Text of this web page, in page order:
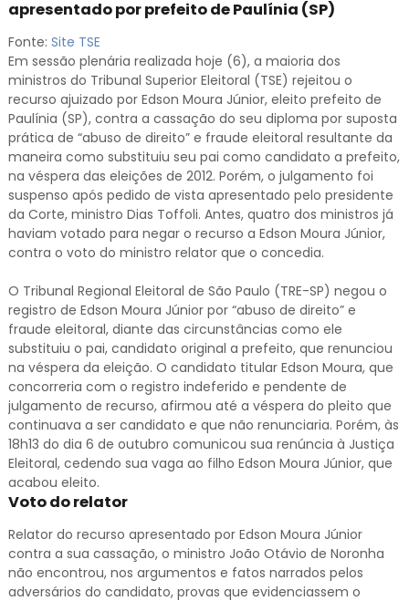
apresentado por prefeito de Paulínia (SP)
Fonte: Site TSE
Em sessão plenária realizada hoje (6), a maioria dos
ministros do Tribunal Superior Eleitoral (TSE) rejeitou o
recurso ajuizado por Edson Moura Júnior, eleito prefeito de
Paulínia (SP), contra a cassação do seu diploma por suposta
prática de “abuso de direito” e fraude eleitoral resultante da
maneira como substituiu seu pai como candidato a prefeito,
na véspera das eleições de 2012. Porém, o julgamento foi
suspenso após pedido de vista apresentado pelo presidente
da Corte, ministro Dias Toffoli. Antes, quatro dos ministros já
haviam votado para negar o recurso a Edson Moura Júnior,
contra o voto do ministro relator que o concedia.
O Tribunal Regional Eleitoral de São Paulo (TRE-SP) negou o
registro de Edson Moura Júnior por “abuso de direito” e
fraude eleitoral, diante das circunstâncias como ele
substituiu o pai, candidato original a prefeito, que renunciou
na véspera da eleição. O candidato titular Edson Moura, que
concorreria com o registro indeferido e pendente de
julgamento de recurso, afirmou até a véspera do pleito que
continuava a ser candidato e que não renunciaria. Porém, às
18h13 do dia 6 de outubro comunicou sua renúncia à Justiça
Eleitoral, cedendo sua vaga ao filho Edson Moura Júnior, que
acabou eleito.
Voto do relator
Relator do recurso apresentado por Edson Moura Júnior
contra a sua cassação, o ministro João Otávio de Noronha
não encontrou, nos argumentos e fatos narrados pelos
adversários do candidato, provas que evidenciassem o